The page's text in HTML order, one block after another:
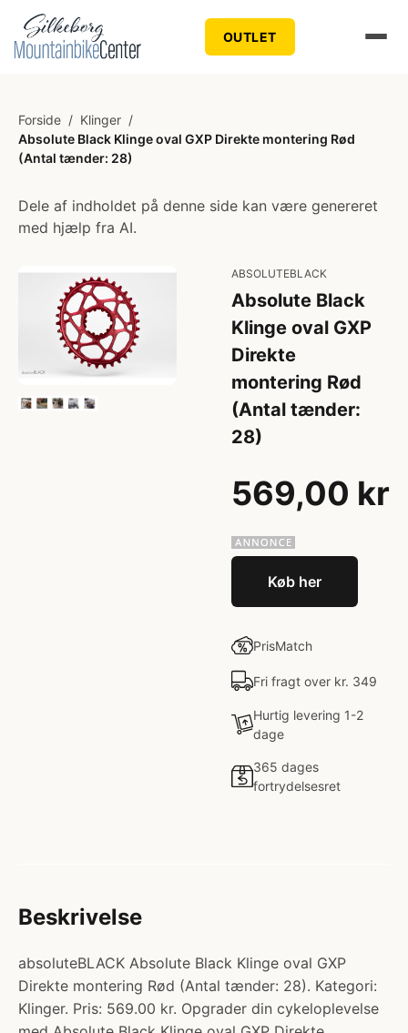
OUTLET
Forside / Klinger /
Absolute Black Klinge oval GXP Direkte montering Rød
(Antal tænder: 28)
Dele af indholdet på denne side kan være genereret
med hjælp fra AI.
ABSOLUTEBLACK
Absolute Black
Klinge oval GXP
Direkte
montering Rød
(Antal tænder:
28)
569,00 kr
Køb her
PrisMatch
Fri fragt over kr. 349
Hurtig levering 1-2
dage
365 dages
fortrydelsesret
Beskrivelse
absoluteBLACK Absolute Black Klinge oval GXP
Direkte montering Rød (Antal tænder: 28). Kategori:
Klinger. Pris: 569.00 kr. Opgrader din cykeloplevelse